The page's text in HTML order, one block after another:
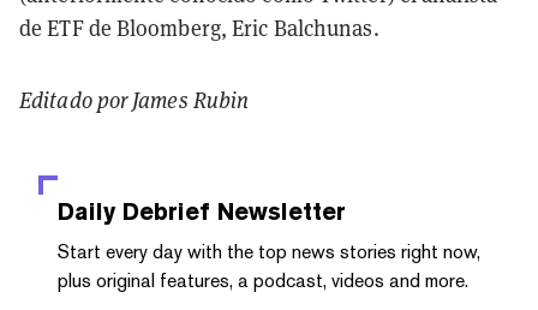
de ETF de Bloomberg, Eric Balchunas.
Editado por James Rubin
Daily Debrief Newsletter
Start every day with the top news stories right now,
plus original features, a podcast, videos and more.